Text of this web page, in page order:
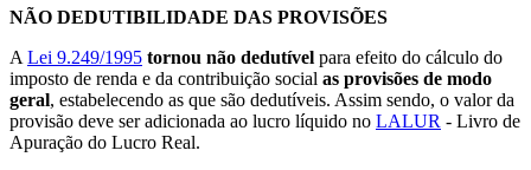
NÃO DEDUTIBILIDADE DAS PROVISÕES
A Lei 9.249/1995 tornou não dedutível para efeito do cálculo do
imposto de renda e da contribuição social as provisões de modo
geral, estabelecendo as que são dedutíveis. Assim sendo, o valor da
provisão deve ser adicionada ao lucro líquido no LALUR - Livro de
Apuração do Lucro Real.